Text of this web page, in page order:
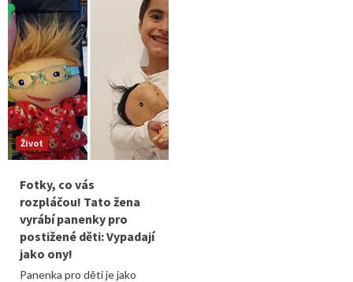
Život
Fotky, co vás
rozpláčou! Tato žena
vyrábí panenky pro
postižené děti: Vypadají
jako ony!
Panenka pro děti je jako